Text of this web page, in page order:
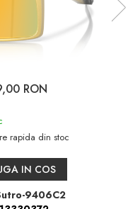
RON
rapida din stoc
IN COS
9406C2